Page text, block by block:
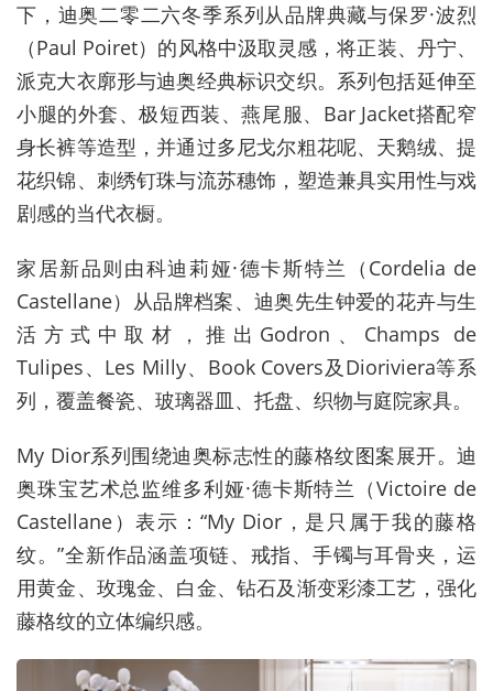
下，迪奥二零二六冬季系列从品牌典藏与保罗·波烈
（Paul Poiret）的风格中汲取灵感，将正装、丹宁、
派克大衣廓形与迪奥经典标识交织。系列包括延伸至
小腿的外套、极短西装、燕尾服、 Bar Jacket搭配窄
身长裤等造型，并通过多尼戈尔粗花呢、天鹅绒、提
花织锦、刺绣钉珠与流苏穗饰，塑造兼具实用性与戏
剧感的当代衣橱。
家居新品则由科迪莉娅·德卡斯特兰（ Cordelia de
Castellane）从品牌档案、迪奥先生钟爱的花卉与生
活方式中取材，推出 Godron 、 Champs de
Tulipes、 Les Milly、 Book Covers及 Dioriviera等系
列，覆盖餐瓷、玻璃器皿、托盘、织物与庭院家具。
My Dior系列围绕迪奥标志性的藤格纹图案展开。迪
奥珠宝艺术总监维多利娅·德卡斯特兰（Victoire de
Castellane ）表示：“My Dior ，是只属于我的藤格
纹。”全新作品涵盖项链、戒指、手镯与耳骨夹，运
用黄金、玫瑰金、白金、钻石及渐变彩漆工艺，强化
藤格纹的立体编织感。